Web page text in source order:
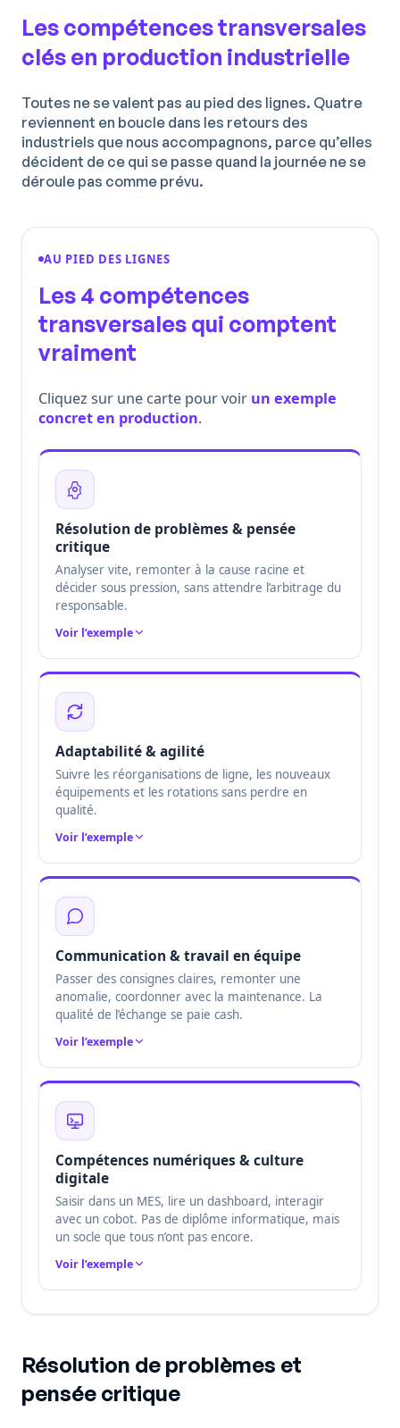
Les compétences transversales
clés en production industrielle
Toutes ne se valent pas au pied des lignes. Quatre
reviennent en boucle dans les retours des
industriels que nous accompagnons, parce qu’elles
décident de ce qui se passe quand la journée ne se
déroule pas comme prévu.
AU PIED DES LIGNES
Les 4 compétences
transversalesqui comptent
vraiment
Cliquez sur une carte pour voir un exemple
concret en production.
Résolution de problèmes & pensée
critique
Analyser vite, remonter à la cause racine et
décider sous pression, sans attendre l’arbitrage du
responsable.
Voir l’exemple
Adaptabilité & agilité
Suivre les réorganisations de ligne, les nouveaux
équipements et les rotations sans perdre en
qualité.
Voir l’exemple
Communication & travail en équipe
Passer des consignes claires, remonter une
anomalie, coordonner avec la maintenance. La
qualité de l’échange se paie cash.
Voir l’exemple
Compétences numériques & culture
digitale
Saisir dans un MES, lire un dashboard, interagir
avec un cobot. Pas de diplôme informatique, mais
un socle que tous n’ont pas encore.
Voir l’exemple
Résolution de problèmes et
pensée critique